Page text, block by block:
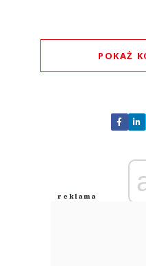
POKAŻ
Nie
Zostaw